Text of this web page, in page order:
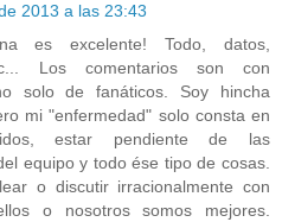
2013 a las 23:43
es excelente! Todo, datos,
Los comentarios son con
solo de fanáticos. Soy hincha
mi "enfermedad" solo consta en
estar pendiente de las
equipo y todo ése tipo de cosas.
o discutir irracionalmente con
o nosotros somos mejores.